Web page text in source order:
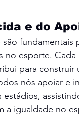
e do
fundamentais
no esporte.
para construir
nós apoiar e
a igualdade no